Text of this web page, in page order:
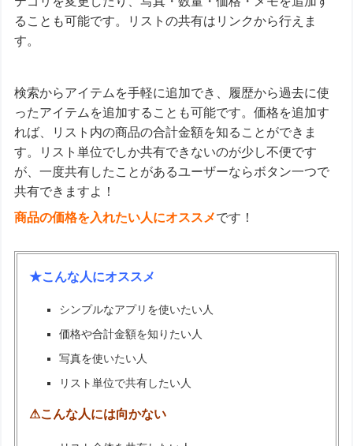
ることも可能です。リストの共有はリンクから行えま
す。
検索からアイテムを手軽に追加でき、履歴から過去に使
ったアイテムを追加することも可能です。価格を追加す
れば、リスト内の商品の合計金額を知ることができま
す。リスト単位でしか共有できないのが少し不便です
が、一度共有したことがあるユーザーならボタン一つで
共有できますよ！
商品の価格を入れたい人にオススメです！
★こんな人にオススメ
シンプルなアプリを使いたい人
価格や合計金額を知りたい人
写真を使いたい人
リスト単位で共有したい人
⚠こんな人には向かない